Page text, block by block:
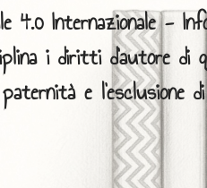
4.0 Internazionale -
i diritti d'autore di
e